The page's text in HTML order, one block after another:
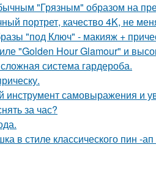
"Грязным" образом на
портрет, качество 4K, не
"под Ключ" - макияж +
"Golden Hour Glamour" и
система гардероба.
самовыражения и
за час?
в стиле классического пин -